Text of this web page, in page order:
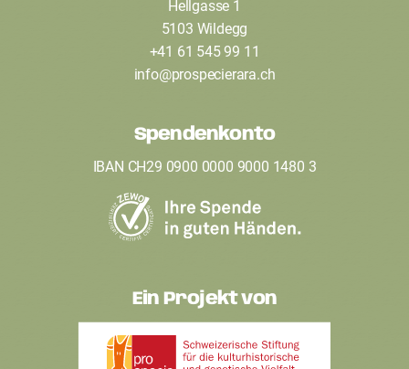
Hellgasse 1
5103 Wildegg
+41 61 545 99 11
info@prospecierara.ch
Spendenkonto
IBAN CH29 0900 0000 9000 1480 3
Ein Projekt von